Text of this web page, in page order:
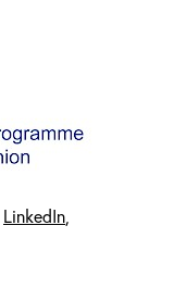
LinkedIn